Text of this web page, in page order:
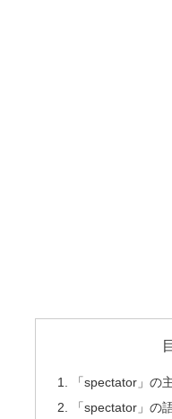
「spectator」の
「spectator」の